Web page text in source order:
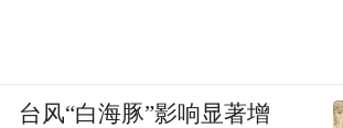
台风“白海豚”影响显著增